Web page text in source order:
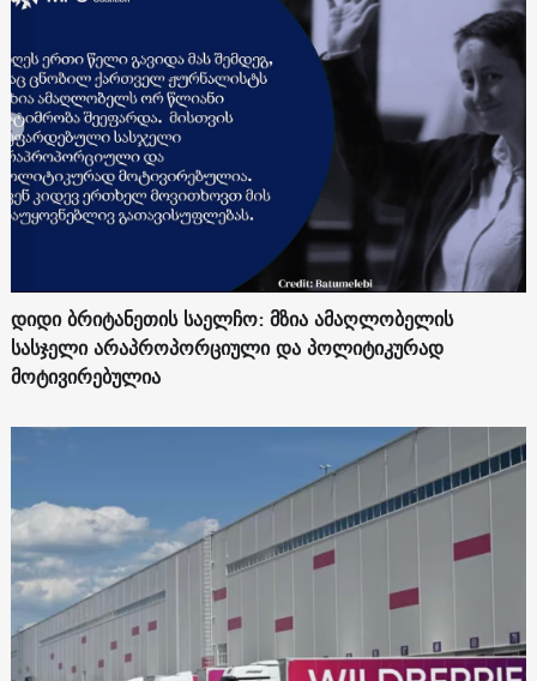
დიდი ბრიტანეთის საელჩო: მზია ამაღლობელის
სასჯელი არაპროპორციული და პოლიტიკურად
მოტივირებულია